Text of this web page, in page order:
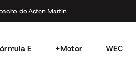
de Aston Martin
E +Motor WEC